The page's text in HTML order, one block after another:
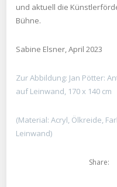
und aktuell die
Bühne.
Sabine Elsner, April 2023
Zur Abbildung: Jan Pötter:
auf Leinwand, 170 x 140 cm
(Material: Acryl, Ölkreide,
Leinwand)
Share: